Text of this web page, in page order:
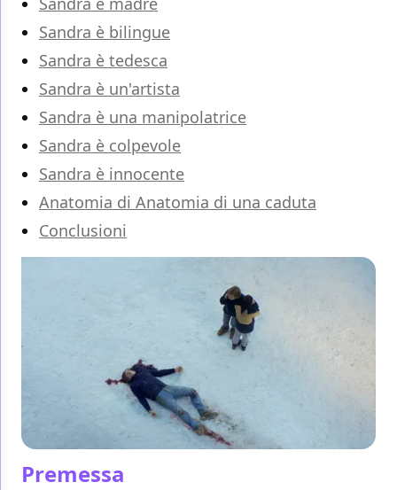
Sandra è bilingue
Sandra è tedesca
Sandra è un'artista
Sandra è una manipolatrice
Sandra è colpevole
Sandra è innocente
Anatomia di Anatomia di una caduta
Conclusioni
Premessa